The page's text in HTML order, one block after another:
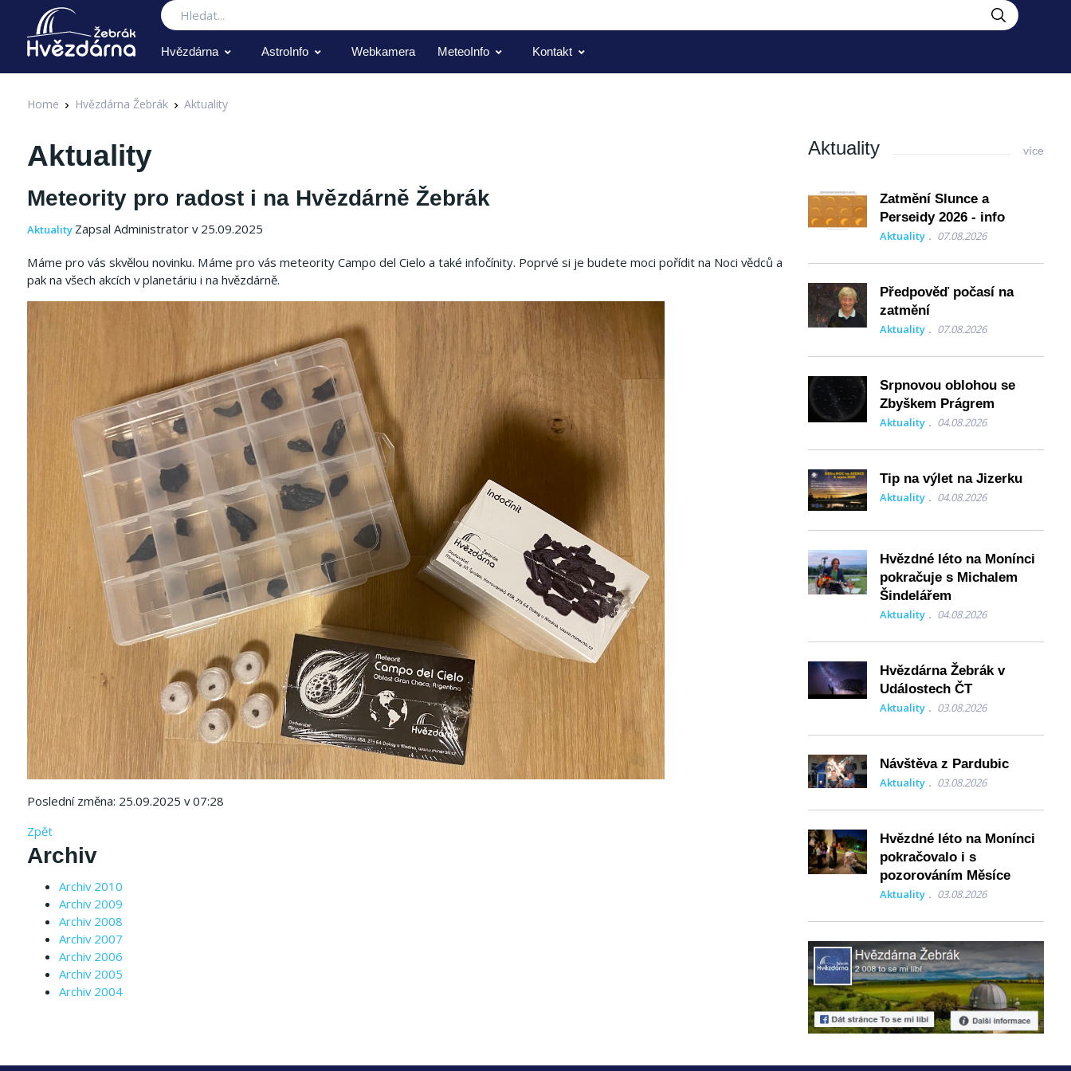
Hledat
Hvězdárna AstroInfo Webkamera MeteoInfo Kontakt
Home Hvězdárna Žebrák Aktuality
Aktuality
Meteority pro radost i na Hvězdárně Žebrák
Aktuality Zapsal Administrator v 25.09.2025
Máme pro vás skvělou novinku. Máme pro vás meteority Campo del Cielo a také infočínity. Poprvé si je budete moci pořídit na Noci vědců a
pak na všech akcích v planetáriu i na hvězdárně.
Poslední změna: 25.09.2025 v 07:28
Zpět
Archiv
Archiv 2010
Archiv 2009
Archiv 2008
Archiv 2007
Archiv 2006
Archiv 2005
Archiv 2004
Aktuality více
Zatmění Slunce a
Perseidy 2026 - info
Aktuality 07.08.2026
Předpověď počasí na
zatmění
Aktuality 07.08.2026
Srpnovou oblohou se
Zbyškem Prágrem
Aktuality 04.08.2026
Tip na výlet na Jizerku
Aktuality 04.08.2026
Hvězdné léto na Monínci
pokračuje s Michalem
Šindelářem
Aktuality 04.08.2026
Hvězdárna Žebrák v
Událostech ČT
Aktuality 03.08.2026
Návštěva z Pardubic
Aktuality 03.08.2026
Hvězdné léto na Monínci
pokračovalo i s
pozorováním Měsíce
Aktuality 03.08.2026